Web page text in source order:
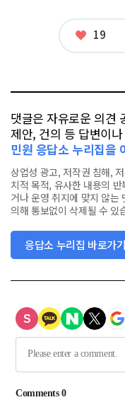
좋
19
댓글은 자유로운 의견
제안, 건의 등 답변이
민원 응답소 누리집을
상업성 광고, 저작권 침해,
치적 목적, 유사한 내용의
거나 운영 취지에 맞지 않는
의해 통보없이 삭제될 수 있
응답소 누리집 바로가기